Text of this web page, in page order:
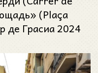
(Plaça
де Грасиа 2024